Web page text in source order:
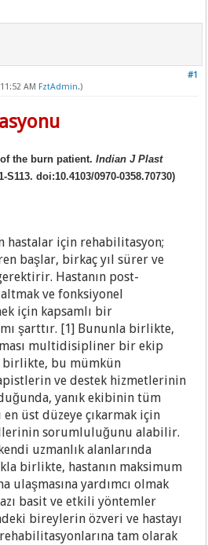
#1
AM FztAdmin.)
the burn patient.Indian J Plast
doi:10.4103/0970-0358.70730)
hastalar için rehabilitasyon;
başlar, birkaç yıl sürer ve
Hastanın post-
ve fonksiyonel
için kapsamlı bir
şarttır. [1] Bununla birlikte,
multidisipliner bir ekip
birlikte, bu mümkün
ve destek hizmetlerinin
yanık ekibinin tüm
üst düzeye çıkarmak için
sorumluluğunu alabilir.
uzmanlık alanlarında
birlikte, hastanın maksimum
ulaşmasına yardımcı olmak
basit ve etkili yöntemler
bireylerin özveri ve hastayı
tam olarak